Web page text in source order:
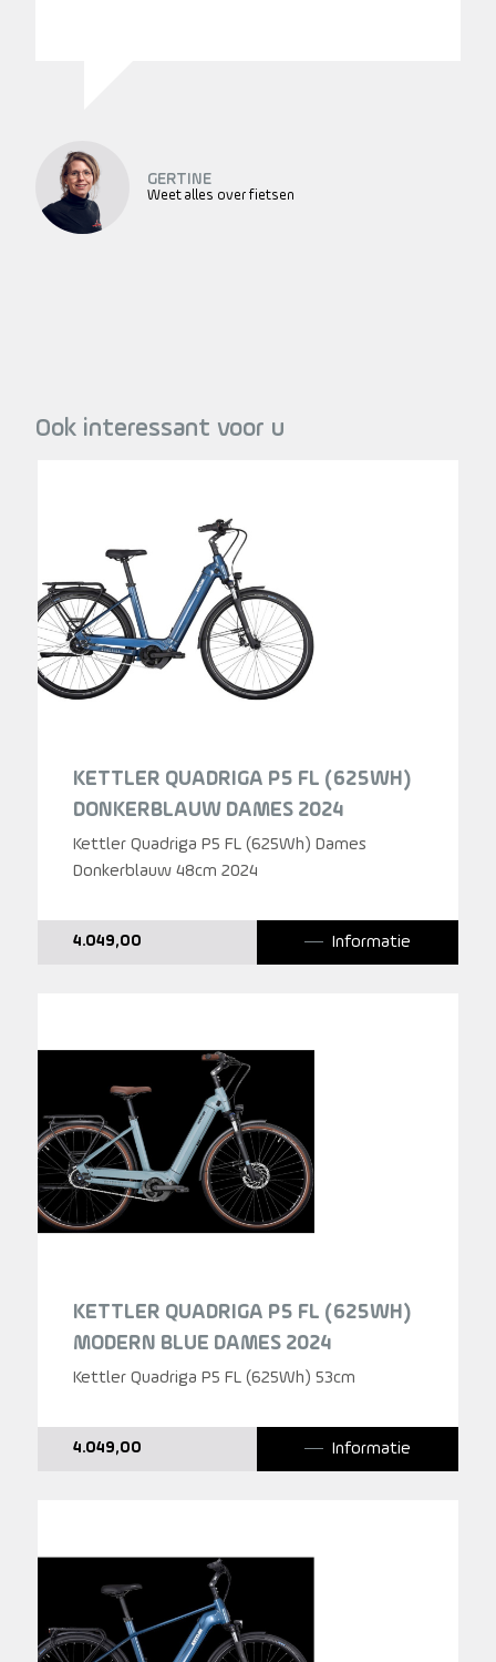
GERTINE
Weet alles over fietsen
Ook interessant voor u
KETTLER QUADRIGA P5 FL (625WH)
DONKERBLAUW DAMES 2024
Kettler Quadriga P5 FL (625Wh) Dames
Donkerblauw 48cm 2024
4.049,00 Informatie
KETTLER QUADRIGA P5 FL (625WH)
MODERN BLUE DAMES 2024
Kettler Quadriga P5 FL (625Wh) 53cm
4.049,00 Informatie